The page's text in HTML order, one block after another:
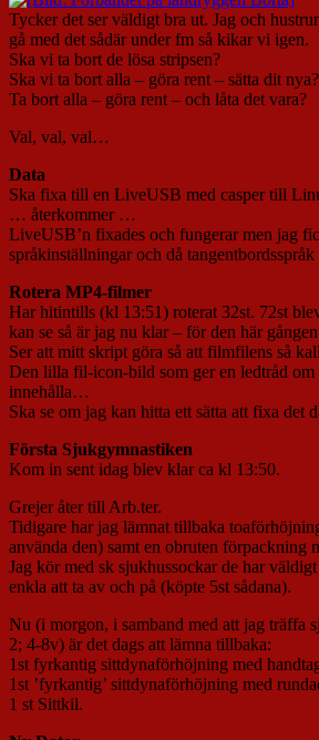
Tycker det ser väldigt bra ut. Jag och
gå med det sådär under fm så kikar vi igen.
Ska vi ta bort de lösa stripsen?
Ska vi ta bort alla – göra rent – sätta dit nya?
Ta bort alla – göra rent – och låta det vara?
Val, val, val…
Data
Ska fixa till en LiveUSB med casper till
… återkommer …
LiveUSB’n fixades och fungerar men jag
språkinställningar och då
Rotera MP4-filmer
Har hitintills (kl 13:51) roterat 32st. 72st
kan se så är jag nu klar – för den här
Ser att mitt skript göra så att filmfilens så
Den lilla fil-icon-bild som ger en ledtråd
innehålla…
Ska se om jag kan hitta ett sätta att fixa det
Första Sjukgymnastiken
Kom in sent idag blev klar ca kl 13:50.
Grejer åter till Arb.ter.
Tidigare har jag lämnat tillbaka
använda den) samt en obruten förpackning
Jag kör med sk sjukhussockar de har
enkla att ta av och på (köpte 5st sådana).
Nu (i morgon, i samband med att jag träffa
2; 4-8v) är det dags att lämna tillbaka:
1st fyrkantig sittdynaförhöjning med
1st ’fyrkantig’ sittdynaförhöjning med
1 st Sittkil.